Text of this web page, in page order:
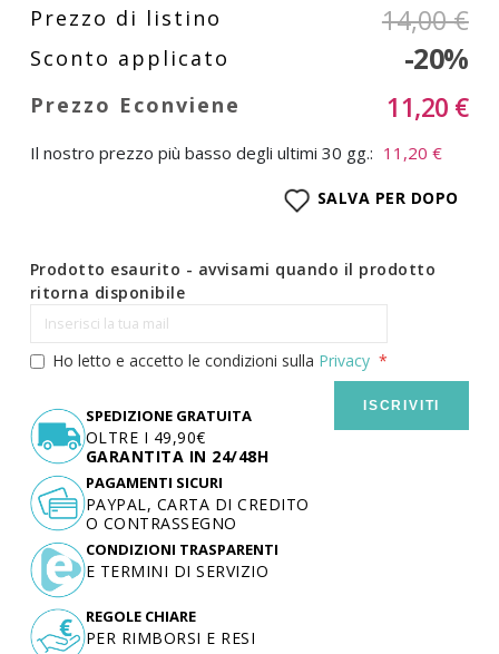
14,00 €
-20%
11,20 €
Il nostro prezzo più basso degli ultimi 30 gg.: 11,20 €
SALVA PER DOPO
Prodotto esaurito - avvisami quando il prodotto
ritorna disponibile
Ho letto e accetto le condizioni sulla Privacy
ISCRIVITI
SPEDIZIONE GRATUITA
OLTRE I 49,90€
GARANTITA IN 24/48H
PAGAMENTI SICURI
PAYPAL, CARTA DI CREDITO
O CONTRASSEGNO
CONDIZIONI TRASPARENTI
E TERMINI DI SERVIZIO
REGOLE CHIARE
PER RIMBORSI E RESI